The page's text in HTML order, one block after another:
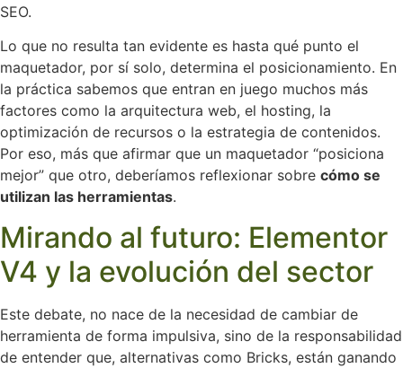
SEO.
Lo que no resulta tan evidente es hasta qué punto el
maquetador, por sí solo, determina el posicionamiento. En
la práctica sabemos que entran en juego muchos más
factores como la arquitectura web, el hosting, la
optimización de recursos o la estrategia de contenidos.
Por eso, más que afirmar que un maquetador “posiciona
mejor” que otro, deberíamos reflexionar sobre cómo se
utilizan las herramientas.
Mirando al futuro: Elementor
V4 y la evolución del sector
Este debate, no nace de la necesidad de cambiar de
herramienta de forma impulsiva, sino de la responsabilidad
de entender que, alternativas como Bricks, están ganando